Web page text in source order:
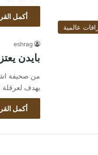
أكمل
عالمية
eshrag
بايدن
يهدف لعرقلة
أكمل